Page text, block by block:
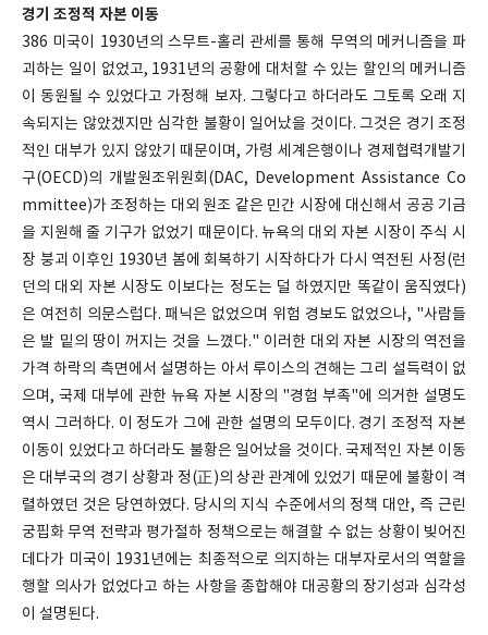
경기 조정적 자본 이동
386 미국이 1930년의 스무트-홀리 관세를 통해 무역의 메커니즘을 파
괴하는 일이 없었고, 1931년의 공황에 대처할 수 있는 할인의 메커니즘
이 동원될 수 있었다고 가정해 보자. 그렇다고 하더라도 그토록 오래 지
속되지는 않았겠지만 심각한 불황이 일어났을 것이다. 그것은 경기 조정
적인 대부가 있지 않았기 때문이며, 가령 세계은행이나 경제협력개발기
구(OECD)의 개발원조위원회(DAC, Development Assistance Co
mmittee)가 조정하는 대외 원조 같은 민간 시장에 대신해서 공공 기금
을 지원해 줄 기구가 없었기 때문이다. 뉴욕의 대외 자본 시장이 주식 시
장 붕괴 이후인 1930년 봄에 회복하기 시작하다가 다시 역전된 사정(런
던의 대외 자본 시장도 이보다는 정도는 덜 하였지만 똑같이 움직였다)
은 여전히 의문스럽다. 패닉은 없었으며 위험 경보도 없었으나, "사람들
은 발 밑의 땅이 꺼지는 것을 느꼈다." 이러한 대외 자본 시장의 역전을
가격 하락의 측면에서 설명하는 아서 루이스의 견해는 그리 설득력이 없
으며, 국제 대부에 관한 뉴욕 자본 시장의 "경험 부족"에 의거한 설명도
역시 그러하다. 이 정도가 그에 관한 설명의 모두이다. 경기 조정적 자본
이동이 있었다고 하더라도 불황은 일어났을 것이다. 국제적인 자본 이동
은 대부국의 경기 상황과 정(正)의 상관 관계에 있었기 때문에 불황이 격
렬하였던 것은 당연하였다. 당시의 지식 수준에서의 정책 대안, 즉 근린
궁핍화 무역 전략과 평가절하 정책으로는 해결할 수 없는 상황이 빚어진
데다가 미국이 1931년에는 최종적으로 의지하는 대부자로서의 역할을
행할 의사가 없었다고 하는 사항을 종합해야 대공황의 장기성과 심각성
이 설명된다.